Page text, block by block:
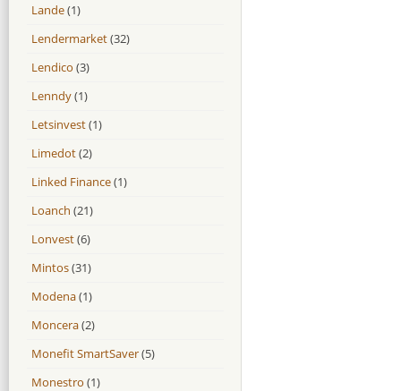
Lande(1)
Lendermarket(32)
Lendico (3)
Lenndy(1)
Letsinvest(1)
Limedot(2)
Linked Finance(1)
Loanch (21)
Lonvest(6)
Mintos(31)
Modena(1)
Moncera(2)
Monefit SmartSaver(5)
Monestro (1)